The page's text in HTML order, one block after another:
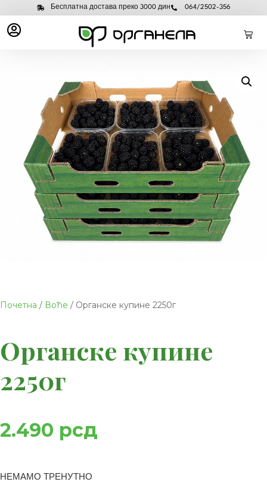
Бесплатна достава преко 3000 дин 064/2502-356
Почетна / Воће / Органске купине 2250г
Органске купине
2250г
2.490 рсд
НЕМАМО ТРЕНУТНО